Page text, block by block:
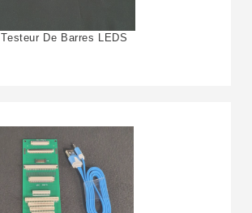
Testeur De Barres LEDS